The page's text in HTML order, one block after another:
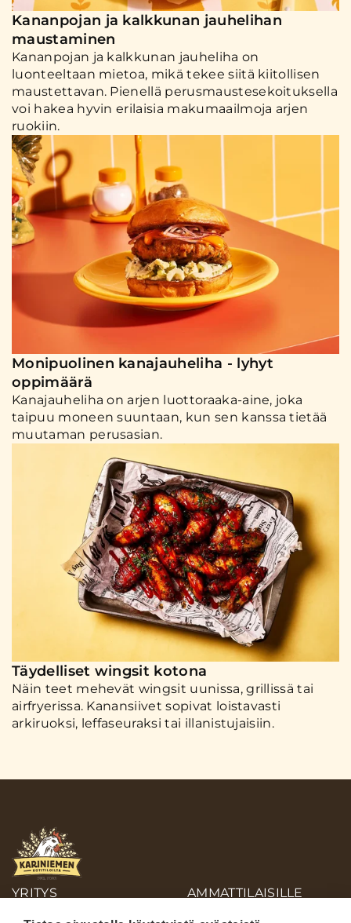
Kananpojan ja kalkkunan jauhelihan
maustaminen
Kananpojan ja kalkkunan jauheliha on
luonteeltaan mietoa, mikä tekee siitä kiitollisen
maustettavan. Pienellä perusmaustesekoituksella
voi hakea hyvin erilaisia makumaailmoja arjen
ruokiin.
Monipuolinen kanajauheliha - lyhyt
oppimäärä
Kanajauheliha on arjen luottoraaka-aine, joka
taipuu moneen suuntaan, kun sen kanssa tietää
muutaman perusasian.
Täydelliset wingsit kotona
Näin teet mehevät wingsit uunissa, grillissä tai
airfryerissa. Kanansiivet sopivat loistavasti
arkiruoksi, leffaseuraksi tai illanistujaisiin.
YRITYS
AMMATTILAISILLE